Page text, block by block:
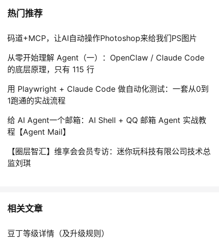
热门推荐
码道+MCP，让AI自动操作Photoshop来给我们PS图片
从零开始理解 Agent（一）：OpenClaw / Claude Code
的底层原理，只有 115 行
用 Playwright + Claude Code 做自动化测试：一套从0到
1跑通的实战流程
给 AI Agent一个邮箱：AI Shell + QQ 邮箱 Agent 实战教
程【Agent Mail】
【圈层智汇】维享会会员专访：迷你玩科技有限公司技术总
监刘琪
相关文章
豆丁等级详情（及升级规则）